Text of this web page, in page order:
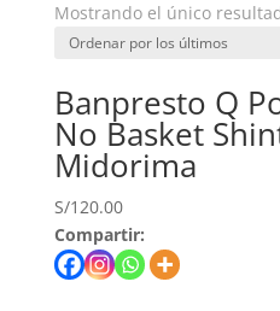
Mostrando el único
Banpresto Q
No Basket
Midorima
S/120.00
Compartir: